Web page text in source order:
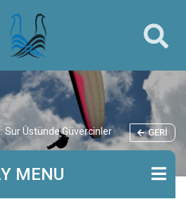
Sur Üstünde Güvercinler GERI
MENU